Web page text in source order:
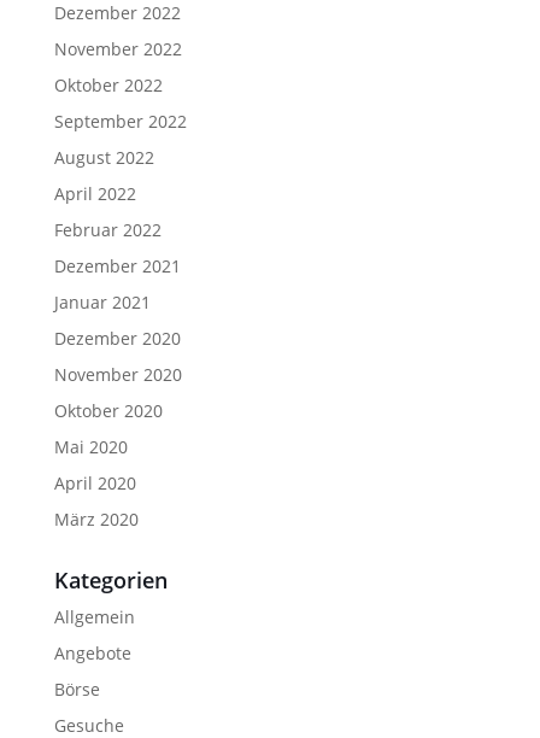
Dezember 2022
November 2022
Oktober 2022
September 2022
August 2022
April 2022
Februar 2022
Dezember 2021
Januar 2021
Dezember 2020
November 2020
Oktober 2020
Mai 2020
April 2020
März 2020
Kategorien
Allgemein
Angebote
Börse
Gesuche